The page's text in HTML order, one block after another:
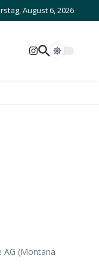
August 6, 2026
AG (Montana